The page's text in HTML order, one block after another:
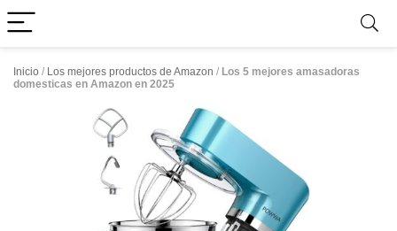
Inicio / Los mejores productos de Amazon / Los 5 mejores amasadoras
domesticas en Amazon en 2025